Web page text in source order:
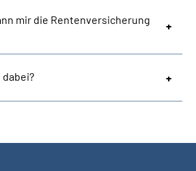
mir die Rentenversicherung